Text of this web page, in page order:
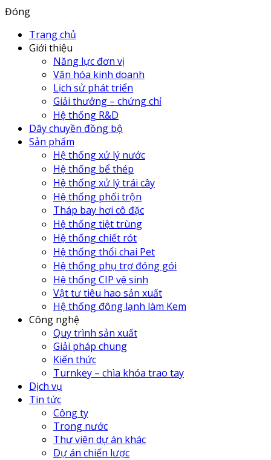
Đóng
Trang chủ
Giới thiệu
Năng lực đơn vị
Văn hóa kinh doanh
Lịch sử phát triển
Giải thưởng – chứng chỉ
Hệ thống R&D
Dây chuyền đồng bộ
Sản phẩm
Hệ thống xử lý nước
Hệ thống bể thép
Hệ thống xử lý trái cây
Hệ thống phối trộn
Tháp bay hơi cô đặc
Hệ thống tiệt trùng
Hệ thống chiết rót
Hệ thống thổi chai Pet
Hệ thống phụ trợ đóng gói
Hệ thống CIP vệ sinh
Vật tư tiêu hao sản xuất
Hệ thống đông lạnh làm Kem
Công nghệ
Quy trình sản xuất
Giải pháp chung
Kiến thức
Turnkey – chìa khóa trao tay
Dịch vụ
Tin tức
Công ty
Trong nước
Thư viên dự án khác
Dự án chiến lược